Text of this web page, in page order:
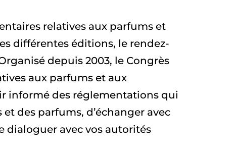
relatives aux parfums et
différentes éditions, le rendez-
depuis 2003, le Congrès
aux parfums et aux
informé des réglementations qui
des parfums, d’échanger avec
dialoguer avec vos autorités